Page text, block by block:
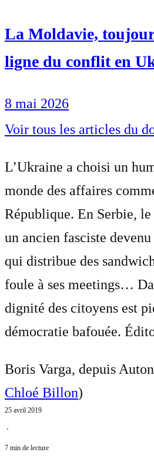
La Moldavie,
ligne du conflit en
8 mai 2026
Voir tous les articles du
L’Ukraine a choisi un
monde des affaires
République. En Serbie,
un ancien fasciste
qui distribue des
foule à ses meetings…
dignité des citoyens est
démocratie bafouée.
Boris Varga, depuis
Chloé Billon)
25 avril 2019
⋅
7 min de lecture